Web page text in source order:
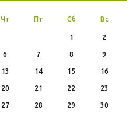
Чт Пт Сб Вс
1 2
6 7 8 9
13 14 15 16
20 21 22 23
27 28 29 30